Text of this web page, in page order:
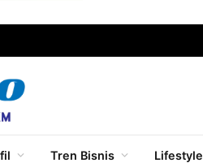
Tren Bisnis Lifestyle